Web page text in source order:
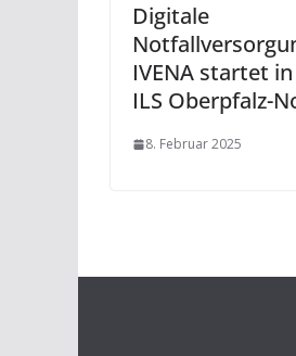
Digitale
IVENA startet
ILS Oberpfalz-
8. Februar 2025